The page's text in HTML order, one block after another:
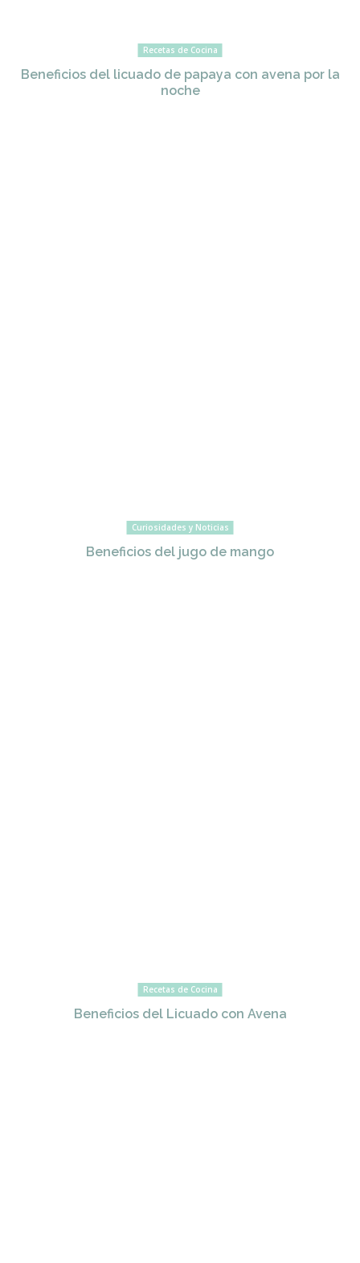
Recetas de Cocina
Beneficios del licuado de papaya con avena por la
noche
Curiosidades y Noticias
Beneficios del jugo de mango
Recetas de Cocina
Beneficios del Licuado con Avena